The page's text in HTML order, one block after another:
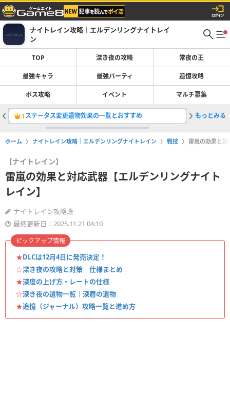
ナイトレイン攻略｜エルデンリングナイトレイ
ン
TOP 深き夜の攻略 常夜の王
最強キャラ 最強パーティ 追憶攻略
ボス攻略 イベント マルチ募集
1ステータス変更遺物効果の一覧とおすすめ 2深度の
もっとみる
ホーム ナイトレイン攻略｜エルデンリングナイトレイン 戦技 雷嵐の効果と対
【ナイトレイン】
雷嵐の効果と対応武器【エルデンリングナイト
レイン】
ナイトレイン攻略班
最終更新日：2025.11.21 04:10
★DLCは12月4日に発売決定！
☆深き夜の攻略と対策｜仕様まとめ
★深度の上げ方・レートの仕様
☆深き夜の遺物一覧｜深層の遺物
★追憶（ジャーナル）攻略一覧と進め方
ピックアップ情報